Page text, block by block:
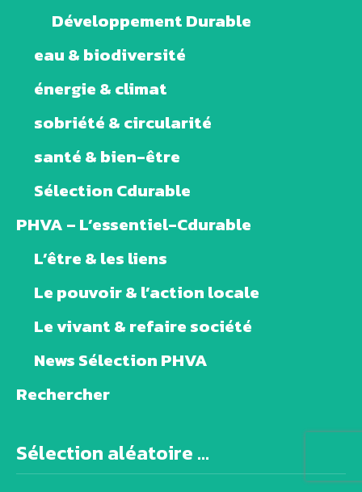
Développement Durable
eau & biodiversité
énergie & climat
sobriété & circularité
santé & bien-être
Sélection Cdurable
PHVA – L’essentiel-Cdurable
L’être & les liens
Le pouvoir & l’action locale
Le vivant & refaire société
News Sélection PHVA
Rechercher
Sélection aléatoire ...